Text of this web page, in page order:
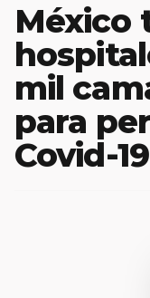
México
mil
para
Covid-19